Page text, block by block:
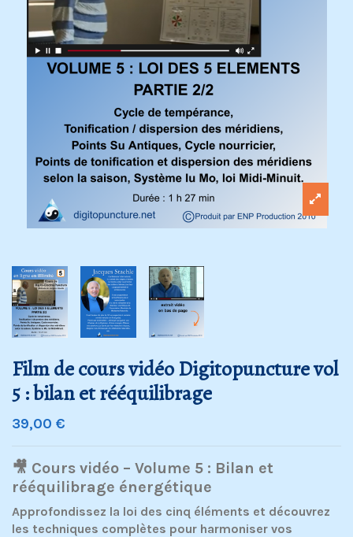
Film de cours vidéo Digitopuncture vol
5 : bilan et rééquilibrage
39,00 €
🎥 Cours vidéo – Volume 5 : Bilan et
rééquilibrage énergétique
Approfondissez la loi des cinq éléments et découvrez
les techniques complètes pour harmoniser vos